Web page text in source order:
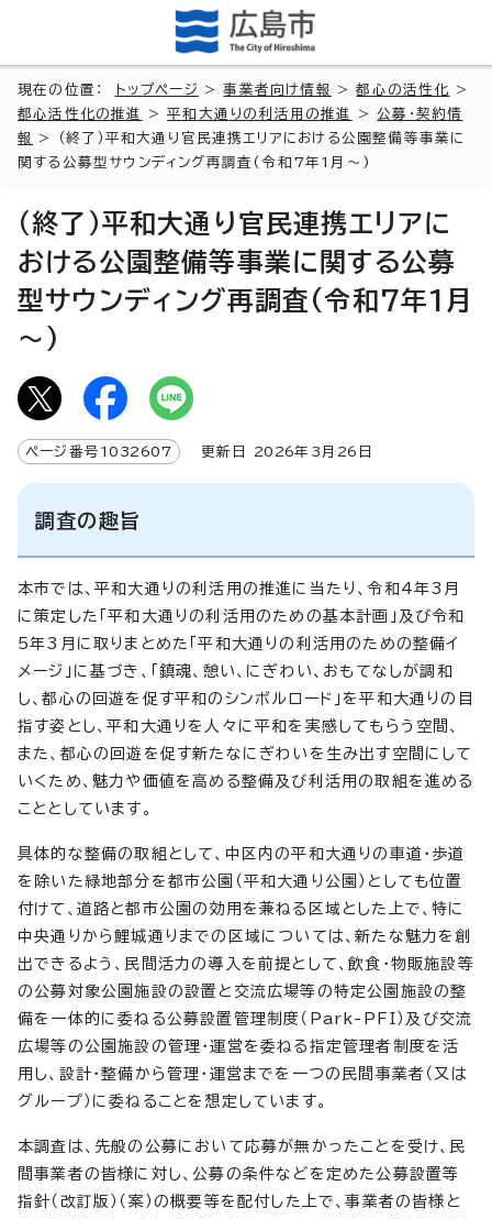
現在の位置： トップページ >事業者向け情報 >都心の活性化
>
都心活性化の推進
>平和大通りの利活用の推進 >公募・契約情
報
> （終了）平和大通り官民連携エリアにおける公園整備等事業に
関する公募型サウンディング再調査(令和7年1月～)
（終了）平和大通り官民連携エリアに
おける公園整備等事業に関する公募
型サウンディング再調査(令和7年1月
～)
ページ番号 1032607 更新日 2026年3月 26 日
調査の趣旨
本市では、平和大通りの利活用の推進に当たり、令和4年3月
に策定した「平和大通りの利活用のための基本計画」及び令和
5年3月に取りまとめた「平和大通りの利活用のための整備イ
メージ」に基づき、「鎮魂、憩い、にぎわい、おもてなしが調和
し、都心の回遊を促す平和のシンボルロード」を平和大通りの目
指す姿とし、平和大通りを人々に平和を実感してもらう空間、
また、都心の回遊を促す新たなにぎわいを生み出す空間にして
いくため、魅力や価値を高める整備及び利活用の取組を進める
こととしています。
具体的な整備の取組として、中区内の平和大通りの車道・歩道
を除いた緑地部分を都市公園（平和大通り公園）としても位置
付けて、道路と都市公園の効用を兼ねる区域とした上で、特に
中央通りから鯉城通りまでの区域については、新たな魅力を創
出できるよう、民間活力の導入を前提として、飲食・物販施設等
の公募対象公園施設の設置と交流広場等の特定公園施設の整
備を一体的に委ねる公募設置管理制度（Park-PFI）及び交流
広場等の公園施設の管理・運営を委ねる指定管理者制度を活
用し、設計・整備から管理・運営までを一つの民間事業者（又は
グループ）に委ねることを想定しています。
本調査は、先般の公募において応募が無かったことを受け、民
間事業者の皆様に対し、公募の条件などを定めた公募設置等
指針（改訂版）（案）の概要等を配付した上で、事業者の皆様と